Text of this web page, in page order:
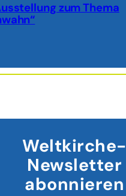
zum Thema
Weltkirche-
Newsletter
abonnieren